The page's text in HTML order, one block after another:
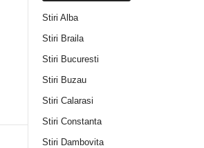
Stiri Alba
Stiri Braila
Stiri Bucuresti
Stiri Buzau
Stiri Calarasi
Stiri Constanta
Stiri Dambovita